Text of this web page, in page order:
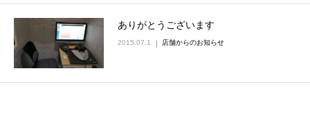
ありがとうございます
2015.07.1 店舗からのお知らせ